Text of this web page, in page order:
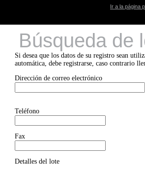
Ir a la página
Búsqueda de
Si desea que los datos de su registro sean
automática, debe registrarse, caso contrario
Dirección de correo electrónico
Teléfono
Fax
Detalles del lote